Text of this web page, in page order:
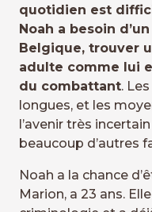
quotidien est
Noah a besoin
Belgique, trouver
adulte comme lui
du combattant.
longues, et les
l’avenir très
beaucoup d’autres
Noah a la chance
Marion, a 23 ans.